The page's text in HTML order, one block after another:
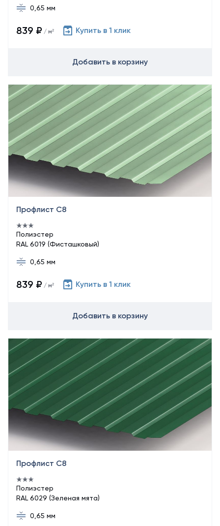
0,65 мм
839 ₽ / м² Купить в 1 клик
Добавить в корзину
Профлист С8
Полиэстер
RAL 6019 (Фисташковый)
0,65 мм
839 ₽ / м² Купить в 1 клик
Добавить в корзину
Профлист С8
Полиэстер
RAL 6029 (Зеленая мята)
0,65 мм